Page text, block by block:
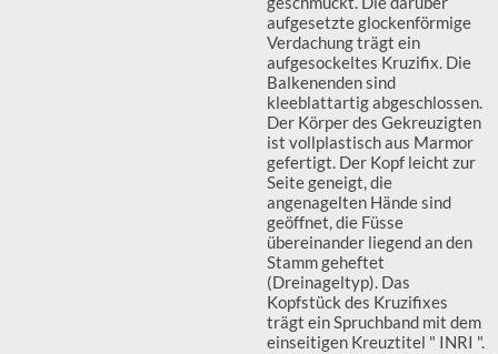
aufgesetzte glockenförmige
Verdachung trägt ein
aufgesockeltes Kruzifix. Die
Balkenenden sind
kleeblattartig abgeschlossen.
Der Körper des Gekreuzigten
ist vollplastisch aus Marmor
gefertigt. Der Kopf leicht zur
Seite geneigt, die
angenagelten Hände sind
geöffnet, die Füsse
übereinander liegend an den
Stamm geheftet
(Dreinageltyp). Das
Kopfstück des Kruzifixes
trägt ein Spruchband mit dem
einseitigen Kreuztitel " INRI ".